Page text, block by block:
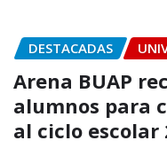
DESTACADAS
Arena BUAP
alumnos para
al ciclo escolar